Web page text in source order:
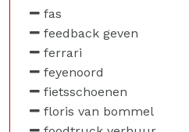
fas
feedback geven
ferrari
feyenoord
fietsschoenen
floris van bommel